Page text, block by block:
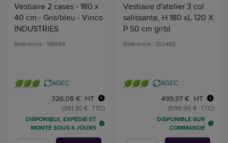
Vestiaire 2 cases - 180 x
40 cm - Gris/bleu - Vinco
INDUSTRIES
Référence : 116949
AGEC
326,08 € HT
(391,30 € TTC)
DISPONIBLE, EXPÉDIÉ ET
MONTÉ SOUS 6 JOURS
Vestiaire d'atelier 3 col
salissante, H 180 xL 120 X
P 50 cm gr/bl
Référence : 132462
AGEC
499,97 € HT
(599,96 € TTC)
DISPONIBLE SUR
COMMANDE